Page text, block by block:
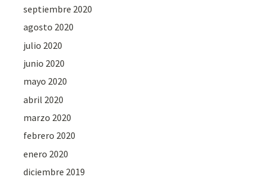
septiembre 2020
agosto 2020
julio 2020
junio 2020
mayo 2020
abril 2020
marzo 2020
febrero 2020
enero 2020
diciembre 2019